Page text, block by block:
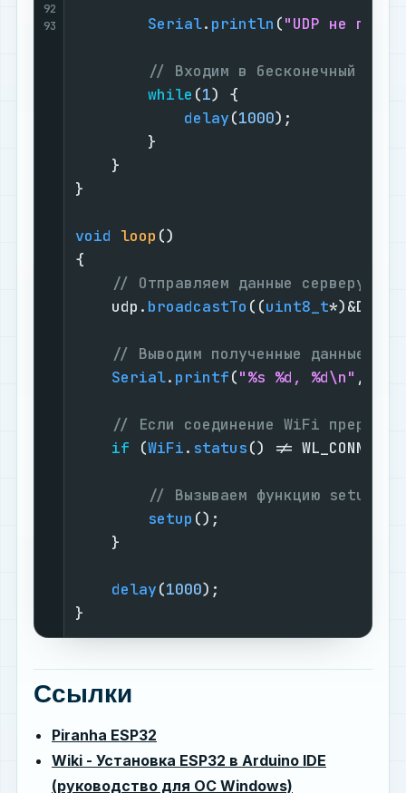
92
93
Serial. println ("UDP не
// Входим в бесконечный цикл
while (1) {
delay(1000);
        }
    }
}
void loop ()
{
// Отправляем данные серверу
    udp.
broadcastTo ((uint8_t
// Выводим полученные данные в
Serial. printf("%s %d, %d\n" ,
// Если соединение WiFi прервано
if (WiFi. status() !=
// Вызываем функцию setup(),
setup ();
    }
delay(1000);
}
Ссылки
Piranha ESP32
Wiki - Установка ESP32 в Arduino IDE
(руководство для ОС Windows)